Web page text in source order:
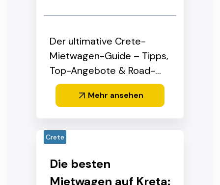
Reiserouten
Der ultimative Crete-
Mietwagen-Guide – Tipps,
Top-Angebote & Road-
Trip-Routen
Mehr ansehen
Crete
Die besten
Mietwagen auf Kreta: